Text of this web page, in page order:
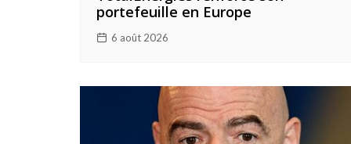
portefeuille en Europe
6 août 2026